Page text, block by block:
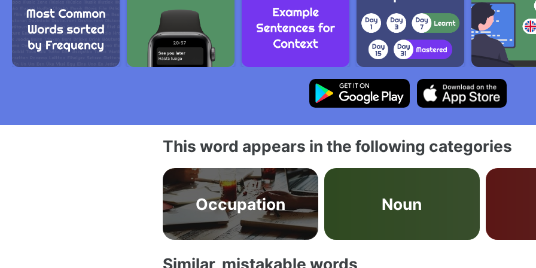
This word appears in the following categories
Occupation Noun
Similar, mistakable words